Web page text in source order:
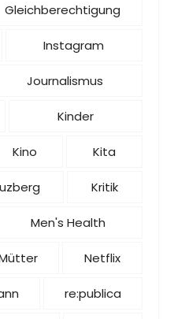
Gleichberechtigung
Instagram
Journalismus
Kinder
Kino Kita
Kritik
Men's Health
Netflix
re:publica